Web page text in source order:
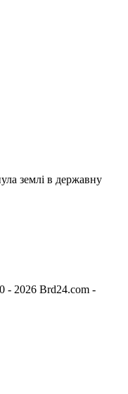
землі в державну
- 2026 Brd24.com -